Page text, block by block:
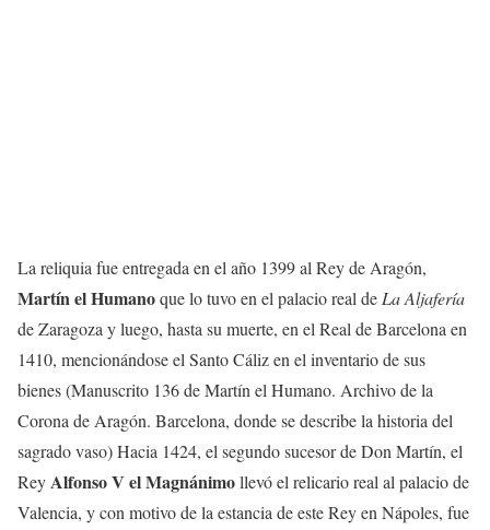
La reliquia fue entregada en el año 1399 al Rey de Aragón,
Martín el Humanoque lo tuvo en el palacio real deLa Aljafería
de Zaragoza y luego, hasta su muerte, en el Real de Barcelona en
1410, mencionándose el Santo Cáliz en el inventario de sus
bienes (Manuscrito 136 de Martín el Humano. Archivo de la
Corona de Aragón. Barcelona, donde se describe la historia del
sagrado vaso) Hacia 1424, el segundo sucesor de Don Martín, el
ReyAlfonso V el Magnánimollevó el relicario real al palacio de
Valencia, y con motivo de la estancia de este Rey en Nápoles, fue